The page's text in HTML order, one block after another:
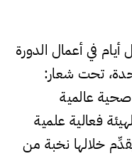
أيام في أعمال الدورة
تحت شعار:
عالمية
فعالية علمية
خلالها نخبة من